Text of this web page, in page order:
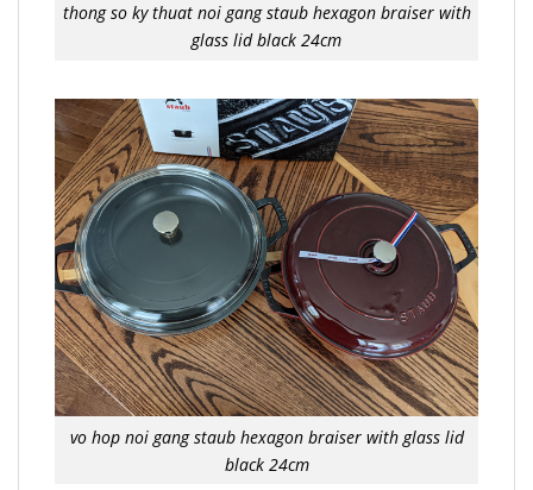
thong so ky thuat noi gang staub hexagon braiser with
glass lid black 24cm
vo hop noi gang staub hexagon braiser with glass lid
black 24cm